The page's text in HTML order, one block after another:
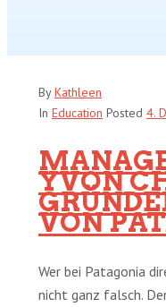
ByKathleen
In Education Posted 4.
YVON
VON
Wer bei Patagonia
nicht ganz falsch.